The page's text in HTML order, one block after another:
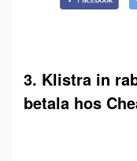
3. Klistra in
betala hos